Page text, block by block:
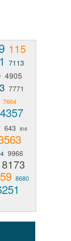
115
7113
4905
7771
7664
4357
643 816
9966
8173
8680